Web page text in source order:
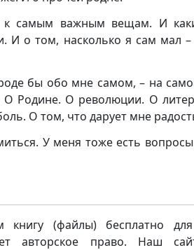
к самым важным вещам. И
И о том, насколько я сам мал
бы обо мне самом, – на
О Родине. О революции. О
О том, что дарует мне
У меня тоже есть
(файлы) бесплатно для
авторское право. Наш